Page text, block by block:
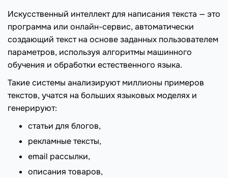
Искусственный интеллект для написания текста — это
программа или онлайн-сервис, автоматически
создающий текст на основе заданных пользователем
параметров, используя алгоритмы машинного
обучения и обработки естественного языка.
Такие системы анализируют миллионы примеров
текстов, учатся на больших языковых моделях и
генерируют:
статьи для блогов,
рекламные тексты,
email рассылки,
описания товаров,